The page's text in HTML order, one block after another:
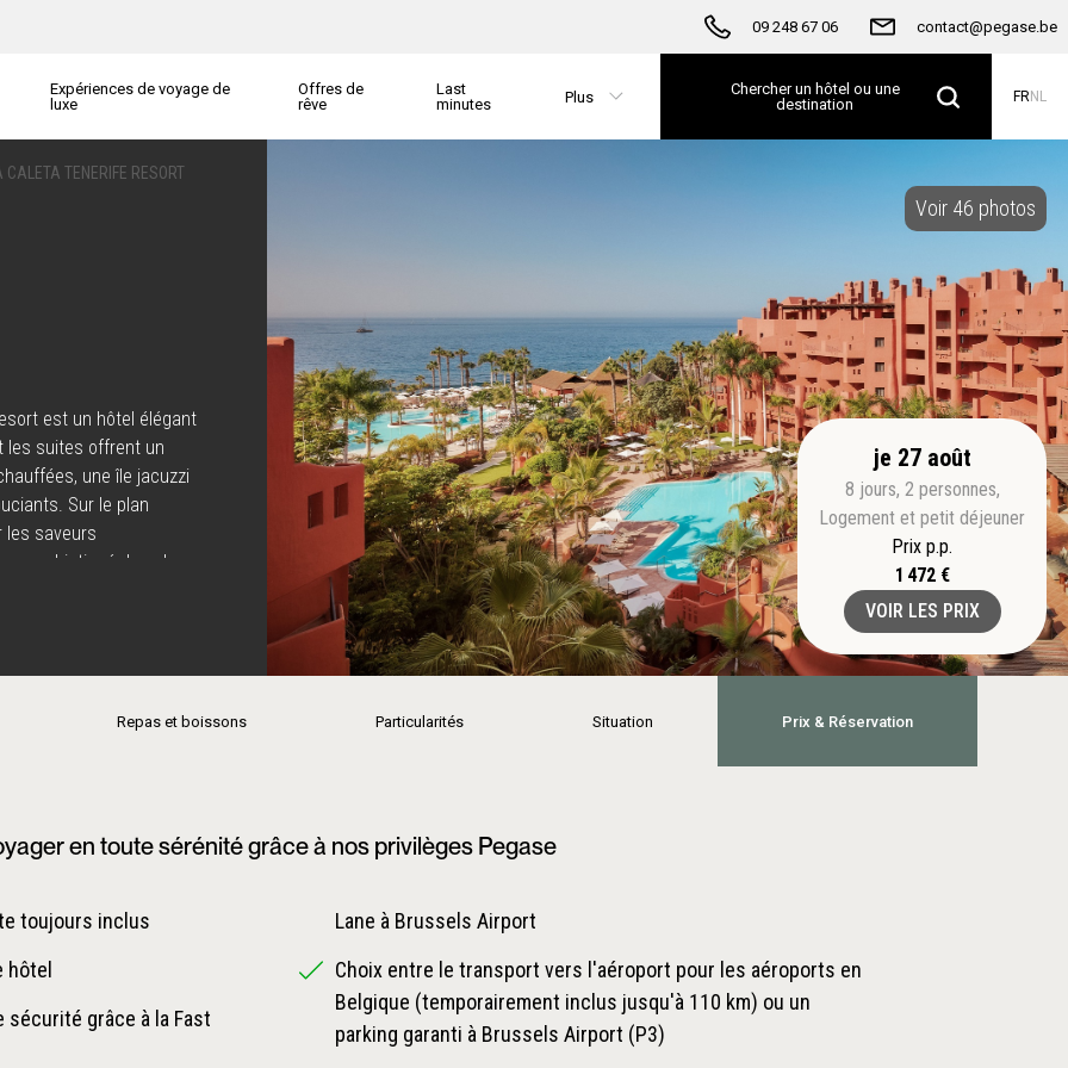
09 248 67 06 contact@pegase.be
Expériences de voyage de
luxe
Offres de
rêve
Last
minutes
Plus
Chercher un hôtel ou une
destination
FRNL
CALETA TENERIFE RESORT
Voir 46 photos
est un hôtel élégant
les suites offrent un
une île jacuzzi
Sur le plan
les saveurs
sophistiqué dans le
par le chef
absolu et vous
je 27 août
8 jours, 2 personnes,
Logement et petit déjeuner
Prix p.p.
1 472 €
VOIR LES PRIX
Repas et boissons Particularités Situation Prix & Réservation
en toute sérénité grâce à nos privilèges Pegase
toujours inclus
grâce à la Fast
Lane à Brussels Airport
Choix entre le transport vers l'aéroport pour les aéroports en
Belgique (temporairement inclus jusqu'à 110 km) ou un
parking garanti à Brussels Airport (P3)